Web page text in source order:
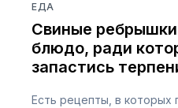
ЕДА
Свиные ребрышки
блюдо, ради
запастись
Есть рецепты, в которых